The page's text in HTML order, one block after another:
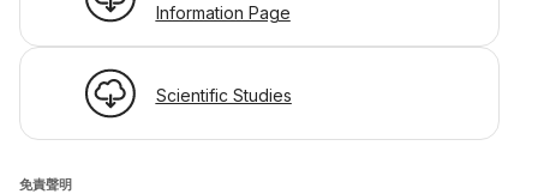
Information Page
Scientific Studies
免責聲明